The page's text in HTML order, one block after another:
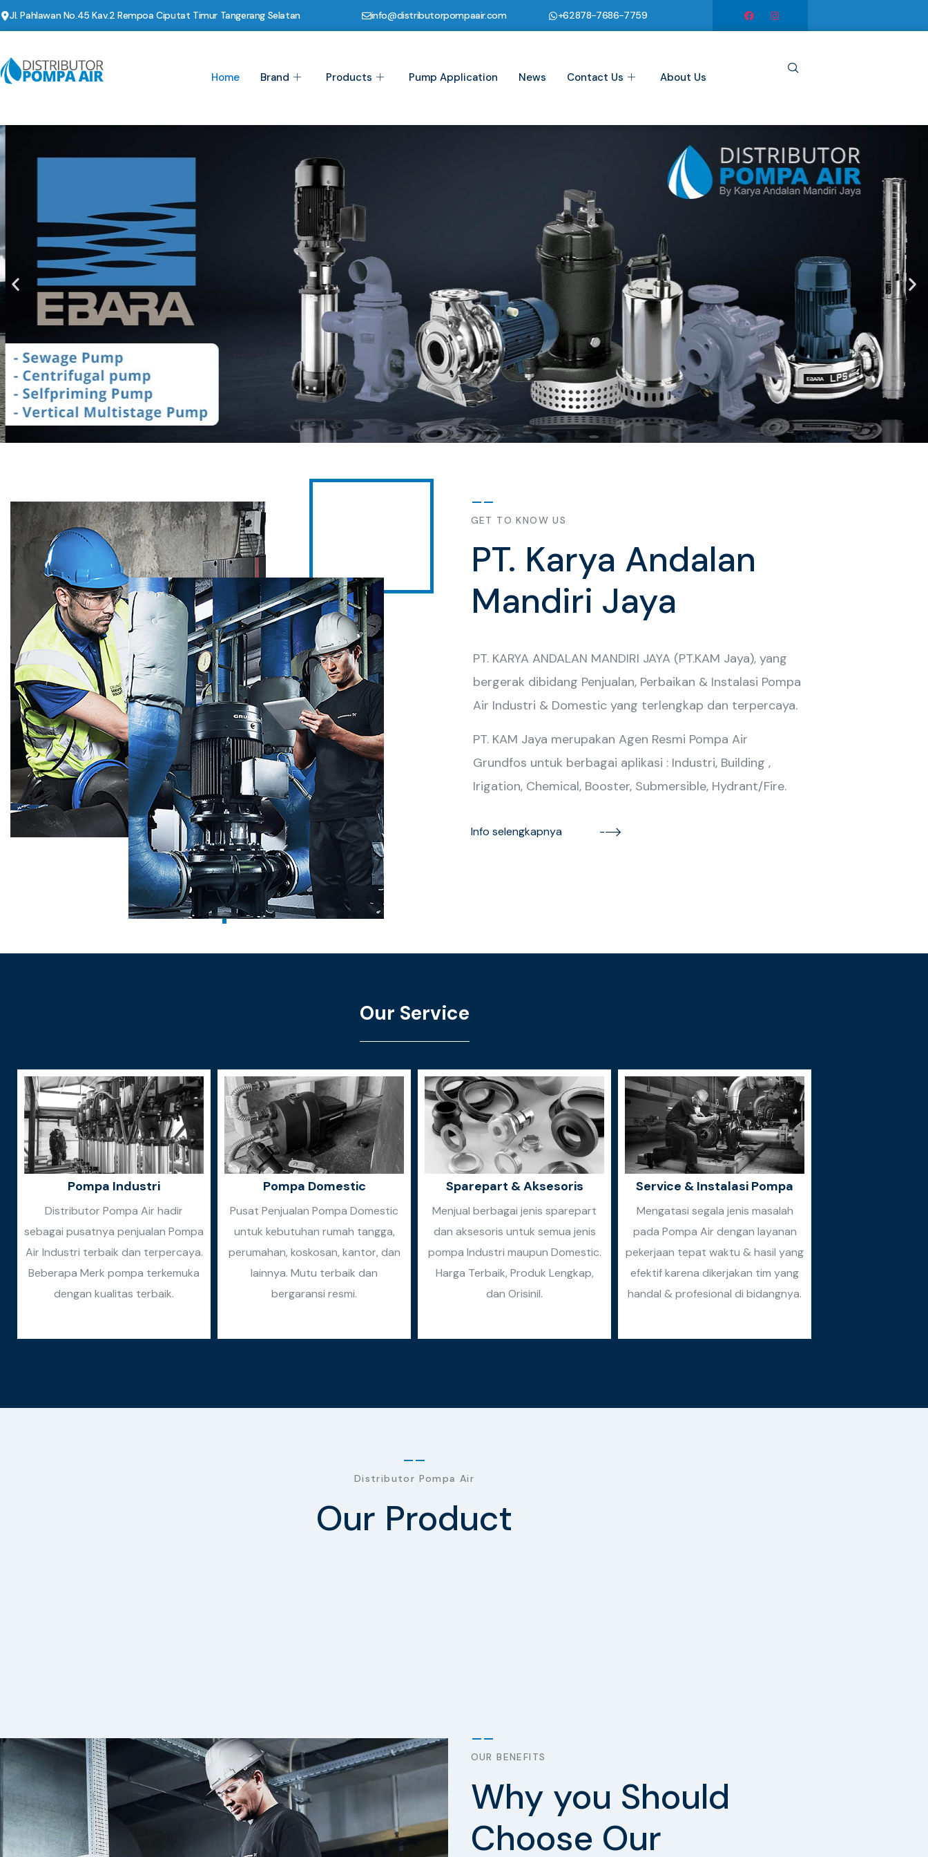
Jl. Pahlawan No.45 Kav.2 Rempoa Ciputat Timur Tangerang Selatan info@distributorpompaair.com +62878-7686-7759
Home Brand Products Pump Application News Contact Us About Us
GET TO KNOW US
PT. Karya Andalan
Mandiri Jaya
PT. KARYA ANDALAN MANDIRI JAYA (PT.KAM Jaya), yang
bergerak dibidang Penjualan, Perbaikan & Instalasi Pompa
Air Industri & Domestic yang terlengkap dan terpercaya.
PT. KAM Jaya merupakan Agen Resmi Pompa Air
Grundfos untuk berbagai aplikasi : Industri, Building ,
Irigation, Chemical, Booster, Submersible, Hydrant/Fire.
Info selengkapnya
Our Service
Pompa Industri
Distributor Pompa Air hadir
sebagai pusatnya penjualan Pompa
Air Industri terbaik dan terpercaya.
Beberapa Merk pompa terkemuka
dengan kualitas terbaik.
Pompa Domestic
Pusat Penjualan Pompa Domestic
untuk kebutuhan rumah tangga,
perumahan, koskosan, kantor, dan
lainnya. Mutu terbaik dan
bergaransi resmi.
Sparepart & Aksesoris
Menjual berbagai jenis sparepart
dan aksesoris untuk semua jenis
pompa Industri maupun Domestic.
Harga Terbaik, Produk Lengkap,
dan Orisinil.
Service & Instalasi Pompa
Mengatasi segala jenis masalah
pada Pompa Air dengan layanan
pekerjaan tepat waktu & hasil yang
efektif karena dikerjakan tim yang
handal & profesional di bidangnya.
Distributor Pompa Air
Our Product
OUR BENEFITS
Why you Should
Choose Our